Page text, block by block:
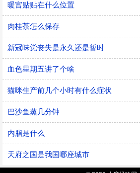
暖宫贴贴在什么位置
肉桂茶怎么保存
新冠味觉丧失是永久还是暂时
血色星期五讲了个啥
猫咪生产前几个小时有什么症状
巴沙鱼蒸几分钟
内脂是什么
天府之国是我国哪座城市